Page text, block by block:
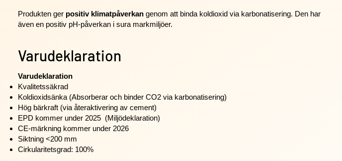
Produkten ger positiv klimatpåverkan genom att binda koldioxid via karbonatisering. Den har
även en positiv pH-påverkan i sura markmiljöer.
Varudeklaration
Varudeklaration
Kvalitetssäkrad
Koldioxidsänka (Absorberar och binder CO2 via karbonatisering)
Hög bärkraft (via återaktivering av cement)
EPD kommer under 2025 (Miljödeklaration)
CE-märkning kommer under 2026
Siktning <200 mm
Cirkularitetsgrad: 100%